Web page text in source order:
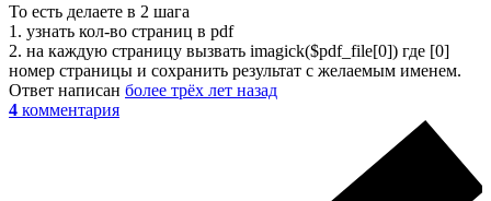
То есть делаете в 2 шага
1. узнать кол-во страниц в pdf
2. на каждую страницу вызвать imagick($pdf_file[0]) где [0]
номер страницы и сохранить результат с желаемым именем.
Ответ написан более трёх лет назад
4 комментария